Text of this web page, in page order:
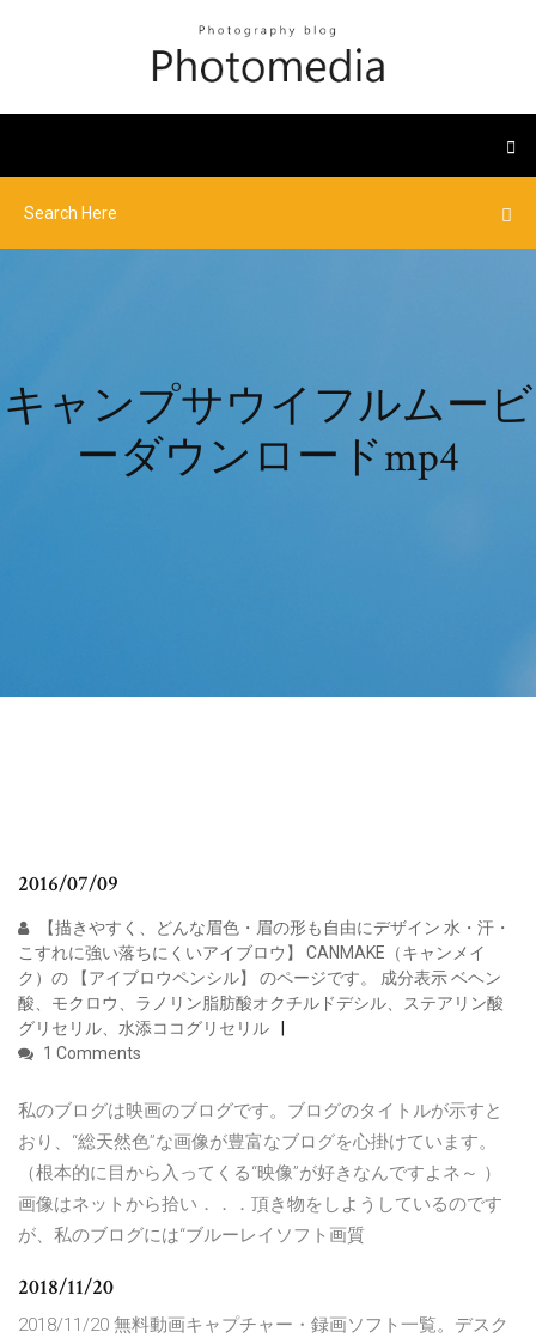
キャンプサウイフルムービ
ーダウンロードmp4
2016/07/09
【描きやすく、どんな眉色・眉の形も自由にデザイン 水・汗・
こすれに強い落ちにくいアイブロウ】 CANMAKE（キャンメイ
ク）の 【アイブロウペンシル】 のページです。 成分表示 ベヘン
酸、モクロウ、ラノリン脂肪酸オクチルドデシル、ステアリン酸
グリセリル、水添ココグリセリル
1 Comments
私のブログは映画のブログです。ブログのタイトルが示すと
おり、“総天然色”な画像が豊富なブログを心掛けています。
（根本的に目から入ってくる“映像”が好きなんですよネ～ ）
画像はネットから拾い．．．頂き物をしようしているのです
が、私のブログには“ブルーレイソフト画質
2018/11/20
2018/11/20 無料動画キャプチャー・録画ソフト一覧。デスク